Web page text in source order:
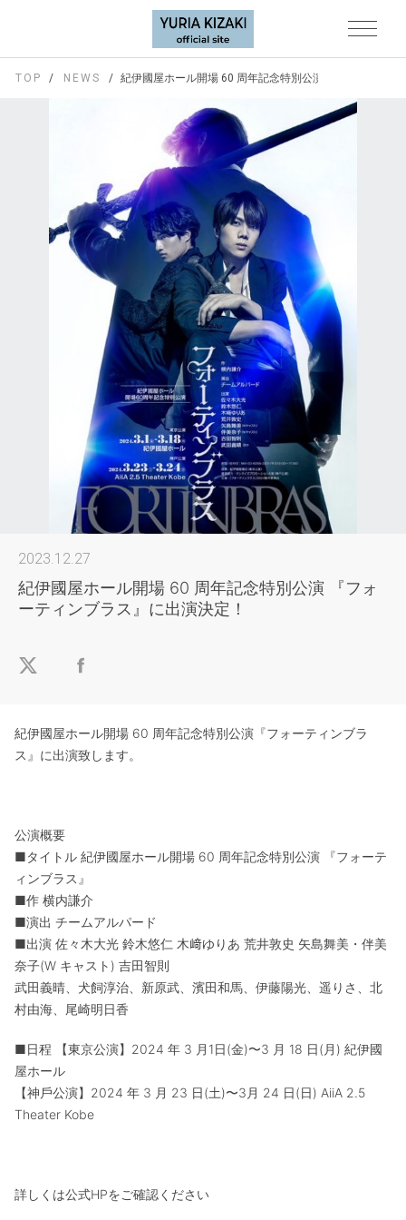
TOP NEWS 紀伊國屋ホール開場 60 周年記念特別公演 『フォーティ
2023.12.27
紀伊國屋ホール開場 60 周年記念特別公演 『フォ
ーティンブラス』に出演決定！
紀伊國屋ホール開場 60 周年記念特別公演『フォーティンブラ
ス』に出演致します。
公演概要
■タイトル 紀伊國屋ホール開場 60 周年記念特別公演 『フォーテ
ィンブラス』
■作 横内謙介
■演出 チームアルパード
■出演 佐々木大光 鈴木悠仁 木﨑ゆりあ 荒井敦史 矢島舞美・伴美
奈子(W キャスト) 吉田智則
武田義晴、犬飼淳治、新原武、濱田和馬、伊藤陽光、遥りさ、北
村由海、尾崎明日香
■日程 【東京公演】2024 年 3 月1日(金)〜3 月 18 日(月) 紀伊國
屋ホール
【神戶公演】2024 年 3 月 23 日(土)〜3月 24 日(日) AiiA 2.5
Theater Kobe
詳しくは公式HPをご確認ください